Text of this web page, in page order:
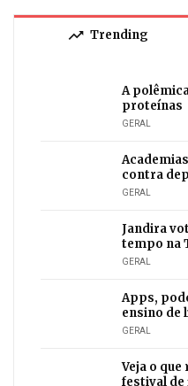
trending_up Trending
A
proteínas
GERAL
contra
GERAL
Jandira
tempo na
GERAL
Apps,
ensino de
GERAL
Veja o
festival